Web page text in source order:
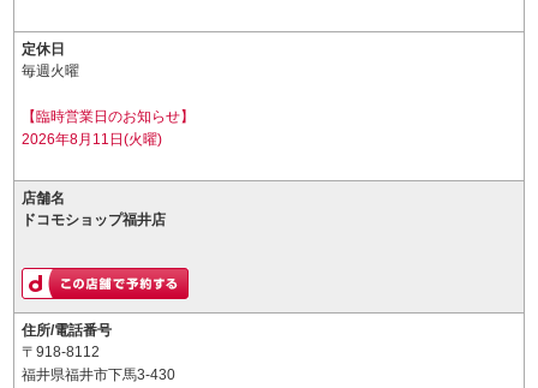
定休日
毎週火曜
【臨時営業日のお知らせ】
2026年8月11日(火曜)
店舗名
ドコモショップ福井店
住所/電話番号
〒918-8112
福井県福井市下馬3-430